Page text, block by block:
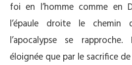
foi en l’homme comme en
l’épaule droite le chemin
l’apocalypse se
éloignée que par le sacrifice